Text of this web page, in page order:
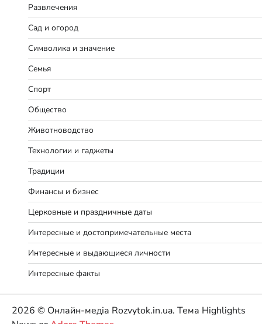
Развлечения
Сад и огород
Символика и значение
Семья
Спорт
Общество
Животноводство
Технологии и гаджеты
Традиции
Финансы и бизнес
Церковные и праздничные даты
Интересные и достопримечательные места
Интересные и выдающиеся личности
Интересные факты
2026 © Онлайн-медіа Rozvytok.in.ua. Тема Highlights